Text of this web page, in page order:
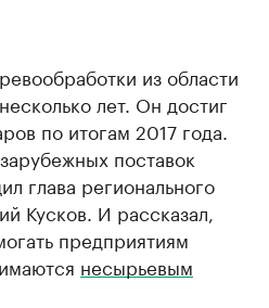
из области
лет. Он достиг
по итогам 2017 года.
поставок
глава регионального
Кусков. И рассказал,
предприятиям
несырьевым